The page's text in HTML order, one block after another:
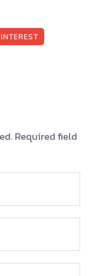
Required field